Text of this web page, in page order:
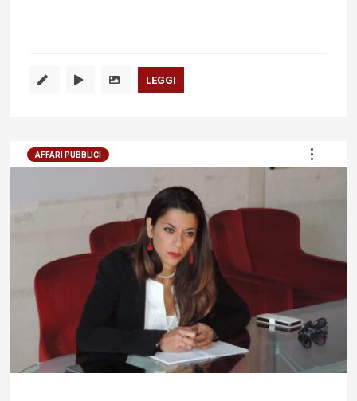
LEGGI
AFFARI PUBBLICI